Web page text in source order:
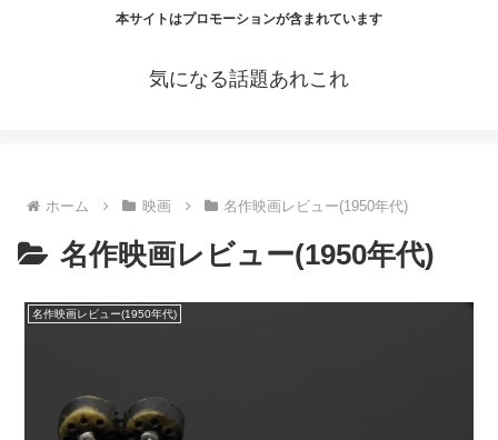
本サイトはプロモーションが含まれています
気になる話題あれこれ
ホーム 映画 名作映画レビュー(1950年代)
名作映画レビュー(1950年代)
名作映画レビュー(1950年代)